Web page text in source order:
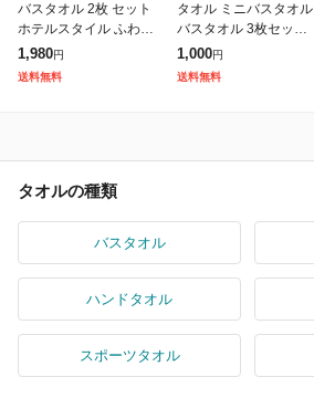
バスタオル 2枚 セット
ホテルスタイル ふわふ
わ 厚手 吸水 ホテルラ
イク 1000匁 ホテル仕
1,980円
送料無料
タオル ミニバスタオル
バスタオル 3枚セット
しっかり吸水 デイリー
デイリータオルシリー
1,000円
送料無料
タオルの種類
バスタオル
ハンドタオル
スポーツタオル